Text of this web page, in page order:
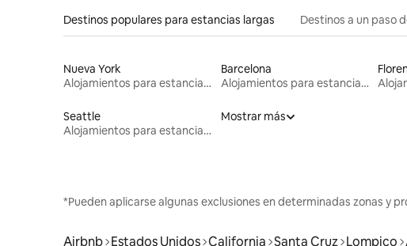
Destinos populares para estancias largas Destinos a un paso
Nueva York
Alojamientos para estancias largas
Barcelona
Alojamientos para estancias largas
Seattle
Alojamientos para estancias largas
Mostrar más
*Pueden aplicarse algunas exclusiones en determinadas zonas y
Airbnb Estados Unidos California Santa Cruz Lompico